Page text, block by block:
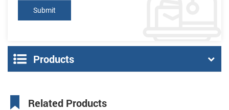
Products
Related Products